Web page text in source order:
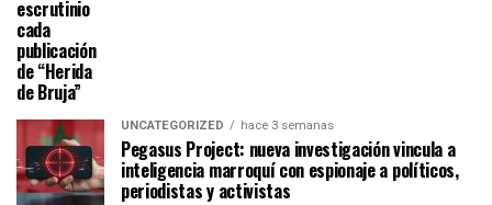
escrutinio
cada
publicación
de “Herida
de Bruja”
UNCATEGORIZED hace 3 semanas
Pegasus Project: nueva investigación vincula a
inteligencia marroquí con espionaje a políticos,
periodistas y activistas